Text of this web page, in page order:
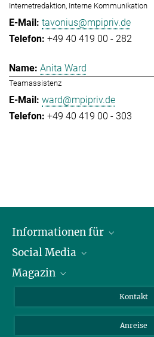
Internetredaktion, Interne Kommunikation
tavonius@mpipriv.de
+49 40 419 00 - 282
Anita Ward
Teamassistenz
ward@mpipriv.de
+49 40 419 00 - 303
Informationen für
Journalist*innen
Stipendiat*innen
Social Media
LinkedIn
Magazin
Kontakt
Anreise